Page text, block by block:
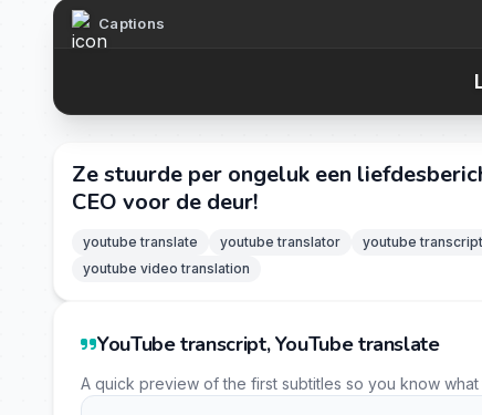
Captions
Ze stuurde per ongeluk een
CEO voor de deur!
youtube translate youtube translator youtube transcript
youtube video translation
YouTube transcript, YouTube translate
A quick preview of the first subtitles so you know